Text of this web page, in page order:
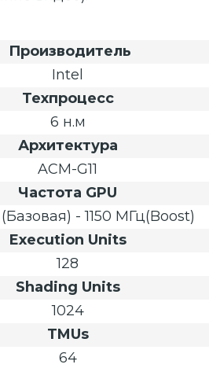
Производитель
Intel
Техпроцесс
6 н.м
Архитектура
ACM-G11
Частота GPU
- 1150 МГц(Boost)
Execution Units
128
Shading Units
1024
TMUs
64